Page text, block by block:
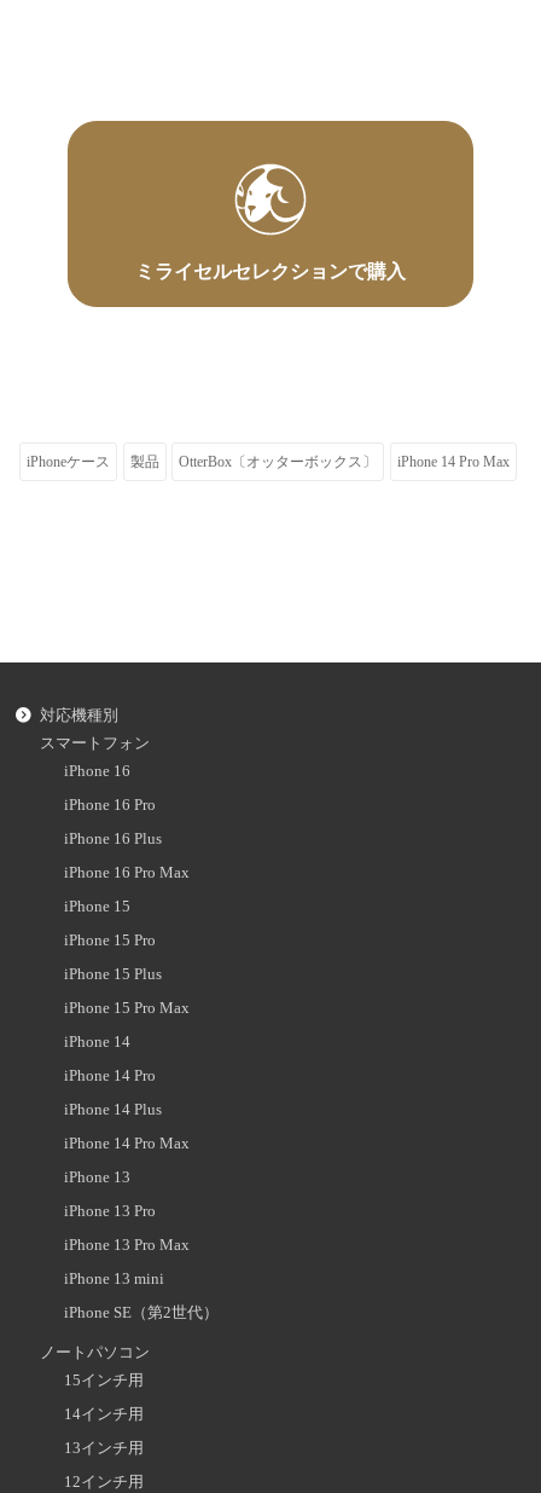
ミライセルセレクションで購入
iPhoneケース 製品 OtterBox〔オッターボックス〕 iPhone 14 Pro Max
対応機種別
スマートフォン
iPhone 16
iPhone 16 Pro
iPhone 16 Plus
iPhone 16 Pro Max
iPhone 15
iPhone 15 Pro
iPhone 15 Plus
iPhone 15 Pro Max
iPhone 14
iPhone 14 Pro
iPhone 14 Plus
iPhone 14 Pro Max
iPhone 13
iPhone 13 Pro
iPhone 13 Pro Max
iPhone 13 mini
iPhone SE（第2世代）
ノートパソコン
15インチ用
14インチ用
13インチ用
12インチ用